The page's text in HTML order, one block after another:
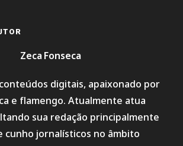
Zeca Fonseca
digitais, apaixonado por
e flamengo. Atualmente atua
sua redação principalmente
cunho jornalísticos no âmbito